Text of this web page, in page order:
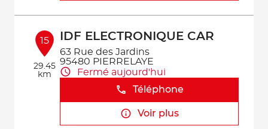
15
29.45
km
IDF ELECTRONIQUE CAR
63 Rue des Jardins
95480 PIERRELAYE
Fermé aujourd'hui
Téléphone
Voir plus